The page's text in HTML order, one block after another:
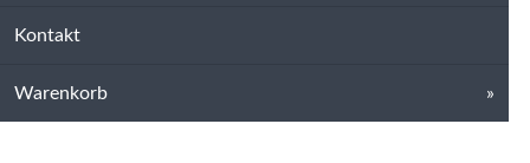
Kontakt
Warenkorb